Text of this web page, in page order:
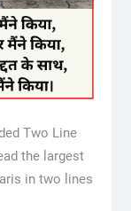
Two Line
the largest
in two lines